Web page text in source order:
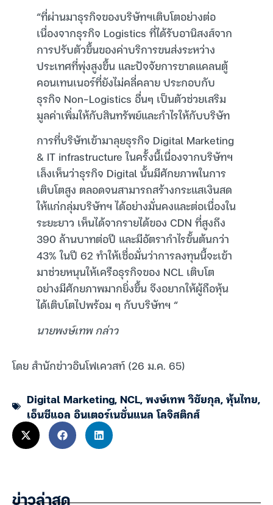
“ที่ผ่านมาธุรกิจของบริษัทฯเติบโตอย่างต่อ
เนื่องจากธุรกิจ Logistics ที่ได้รับอานิสงส์จาก
การปรับตัวขึ้นของค่าบริการขนส่งระหว่าง
ประเทศที่พุ่งสูงขึ้น และปัจจัยการขาดแคลนตู้
คอนเทนเนอร์ที่ยังไม่คลี่คลาย ประกอบกับ
ธุรกิจ Non-Logistics อื่นๆ เป็นตัวช่วยเสริม
มูลค่าเพิ่มให้กับสินทรัพย์และกำไรให้กับบริษัท
การที่บริษัทเข้ามาลุยธุรกิจ Digital Marketing
& IT infrastructure ในครั้งนี้เนื่องจากบริษัทฯ
เล็งเห็นว่าธุรกิจ Digital นั้นมีศักยภาพในการ
เติบโตสูง ตลอดจนสามารถสร้างกระแสเงินสด
ให้แก่กลุ่มบริษัทฯ ได้อย่างมั่นคงและต่อเนื่องใน
ระยะยาว เห็นได้จากรายได้ของ CDN ที่สูงถึง
390 ล้านบาทต่อปี และมีอัตรากำไรขั้นต้นกว่า
43% ในปี 62 ทำให้เชื่อมั่นว่าการลงทุนนี้จะเข้า
มาช่วยหนุนให้เครือธุรกิจของ NCL เติบโต
อย่างมีศักยภาพมากยิ่งขึ้น จึงอยากให้ผู้ถือหุ้น
ได้เติบโตไปพร้อม ๆ กับบริษัทฯ “
นายพงษ์เทพ กล่าว
โดย สำนักข่าวอินโฟเควสท์ (26 ม.ค. 65)
Digital Marketing,NCL,พงษ์เทพ วิชัยกุล,หุ้นไทย,
เอ็นซีแอล อินเตอร์เนชั่นแนล โลจิสติกส์
ข่าวล่าสุด